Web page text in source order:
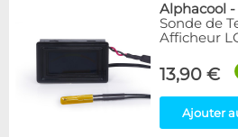
Alphacool -
Sonde de
Afficheur
13,90 €
Ajouter